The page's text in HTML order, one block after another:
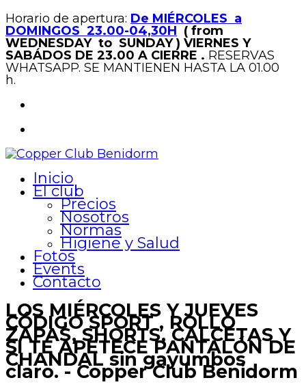
Horario de apertura: De MIÉRCOLES a
DOMINGOS 23.00-04,30H ( from
WEDNESDAY to SUNDAY ) VIERNES Y
SABÁDOS DE 23.00 A CIERRE . RESERVAS
WHATSAPP. SE MANTIENEN HASTA LA 01.00
h.
Inicio
El club
Precios
Nosotros
Normas
Higiene y Salud
Fotos
Events
Contacto
LOS MIÉRCOLES Y JUEVES
CÓDIGO SPORT , ROLLO
ZAPAS, SHORTS, CALCETAS Y
SI TE APETECE PANTALÓN DE
CHANDAL sin gayumbos
claro. - Copper Club Benidorm